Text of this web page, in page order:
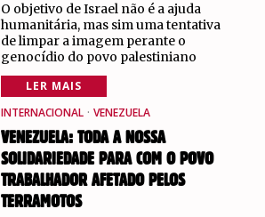
O objetivo de Israel não é a ajuda
humanitária, mas sim uma tentativa
de limpar a imagem perante o
genocídio do povo palestiniano
LER MAIS
INTERNACIONAL · VENEZUELA
VENEZUELA: TODA A NOSSA
SOLIDARIEDADE PARA COM O POVO
TRABALHADOR AFETADO PELOS
TERRAMOTOS